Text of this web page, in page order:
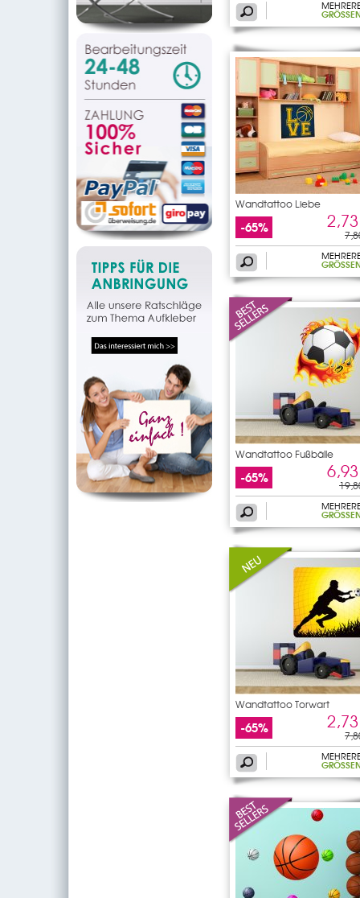
GRÖSSEN
Wandtattoo Liebe
-65%
GRÖSSEN
Wandtattoo Fußbälle
-65%
GRÖSSEN
Wandtattoo Torwart
-65%
GRÖSSEN